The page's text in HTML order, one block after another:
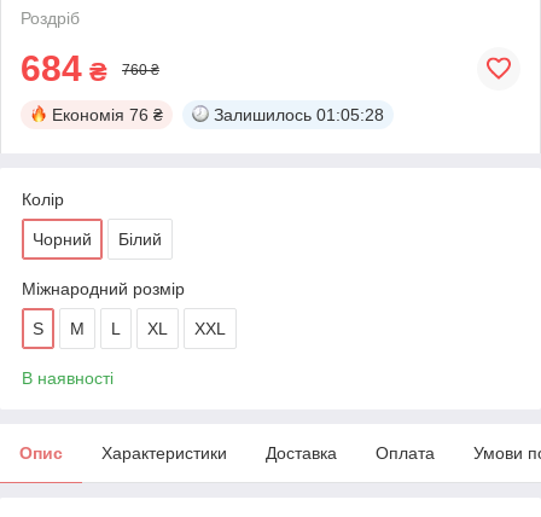
Роздріб
684 ₴ 760 ₴
Економія 76 ₴ Залишилось 01:05:28
Колір
Чорний Білий
Міжнародний розмір
S M L XL XXL
В наявності
Опис Характеристики Доставка Оплата Умови